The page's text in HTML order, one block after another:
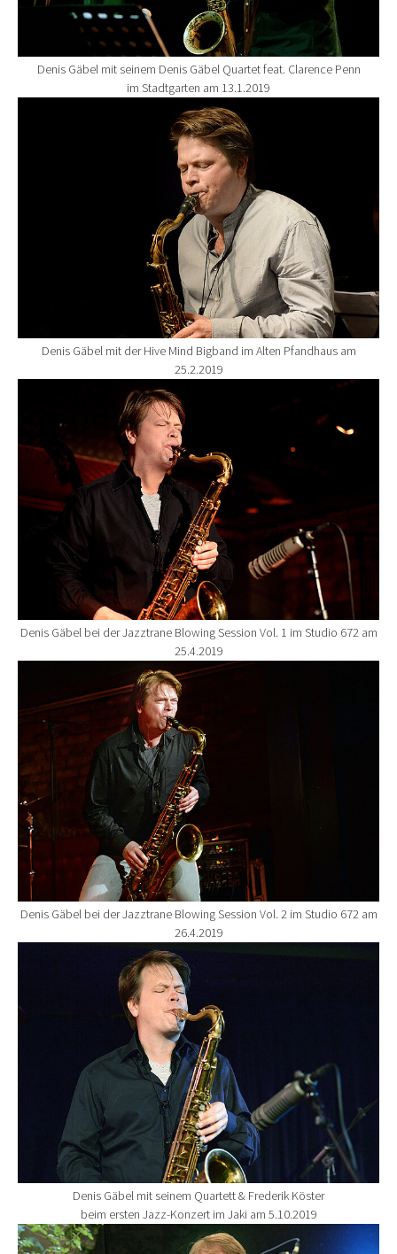
Denis Gäbel mit seinem Denis Gäbel Quartet feat. Clarence Penn
im Stadtgarten am 13.1.2019
Denis Gäbel mit der Hive Mind Bigband im Alten Pfandhaus am
25.2.2019
Show larger version for:
Denis Gäbel bei der Jazztrane Blowing Session Vol. 1 im Studio 672 am
25.4.2019
Show larger version for:
Denis Gäbel bei der Jazztrane Blowing Session Vol. 2 im Studio 672 am
26.4.2019
Show larger version for:
Denis Gäbel mit seinem Quartett & Frederik Köster
beim ersten Jazz-Konzert im Jaki am 5.10.2019
Show larger version for: